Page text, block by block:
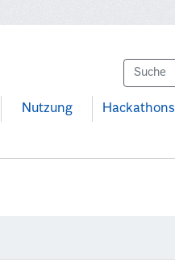
Nutzung Hackathons